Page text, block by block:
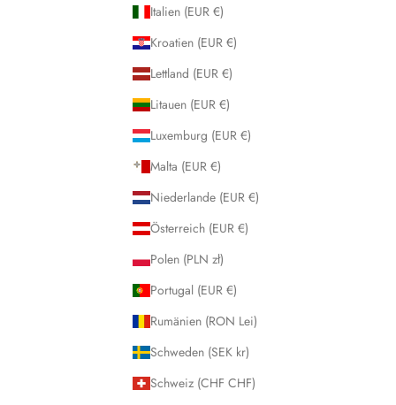
Italien (EUR €)
Kroatien (EUR €)
Lettland (EUR €)
Litauen (EUR €)
Luxemburg (EUR €)
Malta (EUR €)
Niederlande (EUR €)
Österreich (EUR €)
Polen (PLN zł)
Portugal (EUR €)
Rumänien (RON Lei)
Schweden (SEK kr)
Schweiz (CHF CHF)